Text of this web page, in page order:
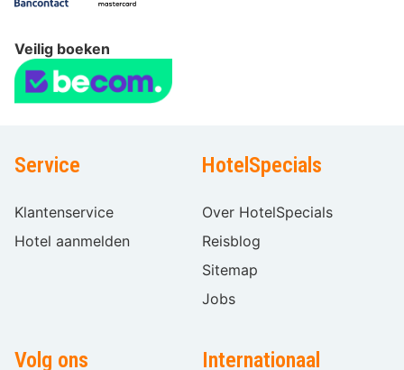
Veilig boeken
Service
Klantenservice
Hotel aanmelden
HotelSpecials
Over HotelSpecials
Reisblog
Sitemap
Jobs
Volg ons Internationaal